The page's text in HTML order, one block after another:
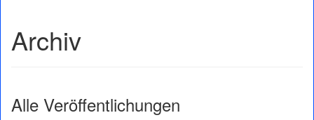
Archiv
Alle Veröffentlichungen